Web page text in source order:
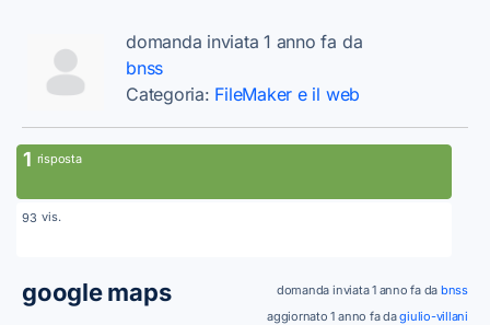
domanda inviata 1 anno fa da
bnss
Categoria: FileMaker e il web
1 risposta
93 vis.
google maps domanda inviata 1 anno fa da bnss
aggiornato 1 anno fa dagiulio-villani